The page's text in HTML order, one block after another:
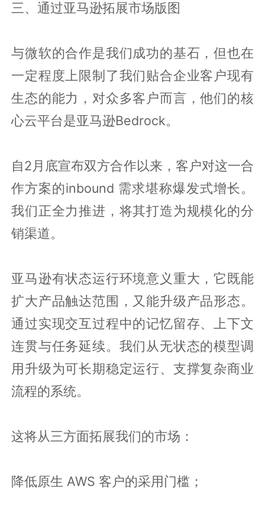
三、通过亚马逊拓展市场版图
与微软的合作是我们成功的基石，但也在
一定程度上限制了我们贴合企业客户现有
生态的能力，对众多客户而言，他们的核
心云平台是亚马逊Bedrock。
自2月底宣布双方合作以来，客户对这一合
作方案的inbound 需求堪称爆发式增长。
我们正全力推进，将其打造为规模化的分
销渠道。
亚马逊有状态运行环境意义重大，它既能
扩大产品触达范围，又能升级产品形态。
通过实现交互过程中的记忆留存、上下文
连贯与任务延续。我们从无状态的模型调
用升级为可长期稳定运行、支撑复杂商业
流程的系统。
这将从三方面拓展我们的市场：
降低原生 AWS 客户的采用门槛；